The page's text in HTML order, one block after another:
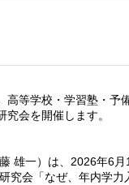
等学校・学習塾・予
会を開催します。
雄一）は、2026年6
究会「なぜ、年内学